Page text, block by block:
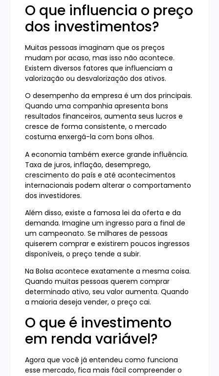
O que influencia o preço
dos investimentos?
Muitas pessoas imaginam que os preços
mudam por acaso, mas isso não acontece.
Existem diversos fatores que influenciam a
valorização ou desvalorização dos ativos.
O desempenho da empresa é um dos principais.
Quando uma companhia apresenta bons
resultados financeiros, aumenta seus lucros e
cresce de forma consistente, o mercado
costuma enxergá-la com bons olhos.
A economia também exerce grande influência.
Taxa de juros, inflação, desemprego,
crescimento do país e até acontecimentos
internacionais podem alterar o comportamento
dos investidores.
Além disso, existe a famosa lei da oferta e da
demanda. Imagine um ingresso para a final de
um campeonato. Se milhares de pessoas
quiserem comprar e existirem poucos ingressos
disponíveis, o preço tende a subir.
Na Bolsa acontece exatamente a mesma coisa.
Quando muitas pessoas querem comprar
determinado ativo, seu valor aumenta. Quando
a maioria deseja vender, o preço cai.
O que é investimento
em renda variável?
Agora que você já entendeu como funciona
esse mercado, fica mais fácil compreender o